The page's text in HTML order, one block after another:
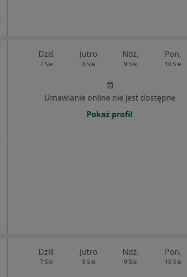
Dziś
7 Sie
Jutro
8 Sie
Ndz,
9 Sie
Pon,
10 Sie
Umawianie online nie jest dostępne
Pokaż profil
Dziś
7 Sie
Jutro
8 Sie
Ndz,
9 Sie
Pon,
10 Sie